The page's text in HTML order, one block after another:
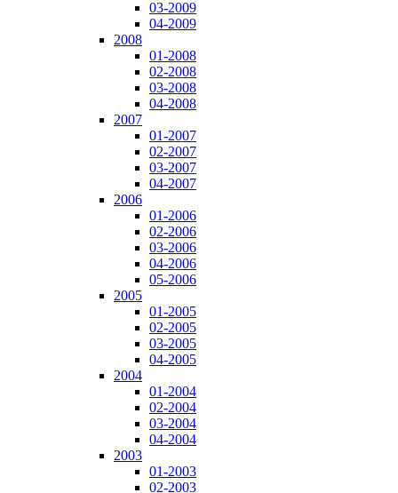
03-2009
04-2009
2008
01-2008
02-2008
03-2008
04-2008
2007
01-2007
02-2007
03-2007
04-2007
2006
01-2006
02-2006
03-2006
04-2006
05-2006
2005
01-2005
02-2005
03-2005
04-2005
2004
01-2004
02-2004
03-2004
04-2004
2003
01-2003
02-2003